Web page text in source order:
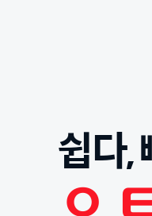
쉽다,